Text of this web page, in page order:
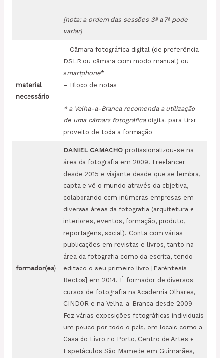
[nota: a ordem das sessões 3ª a 7ª pode
variar]
material
necessário
– Câmara fotográfica digital (de preferência
DSLR ou câmara com modo manual) ou
smartphone*
– Bloco de notas
* a Velha-a-Branca recomenda a utilização
de uma câmara fotográficadigital para tirar
proveito de toda a formação
formador(es)
DANIEL CAMACHO profissionalizou-se na
área da fotografia em 2009. Freelancer
desde 2015 e viajante desde que se lembra,
capta e vê o mundo através da objetiva,
colaborando com inúmeras empresas em
diversas áreas da fotografia (arquitetura e
interiores, eventos, formação, produto,
reportagens, social). Conta com várias
publicações em revistas e livros, tanto na
área da fotografia como da escrita, tendo
editado o seu primeiro livro [Parêntesis
Rectos] em 2014. É formador de diversos
cursos de fotografia na Academia Olhares,
CINDOR e na Velha-a-Branca desde 2009.
Fez várias exposições fotográficas individuais
um pouco por todo o país, em locais como a
Casa do Livro no Porto, Centro de Artes e
Espetáculos São Mamede em Guimarães,